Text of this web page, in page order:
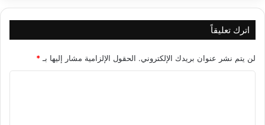
اترك تعليقاً
لن يتم نشر عنوان بريدك الإلكتروني. الحقول الإلزامية مشار إليها بـ*